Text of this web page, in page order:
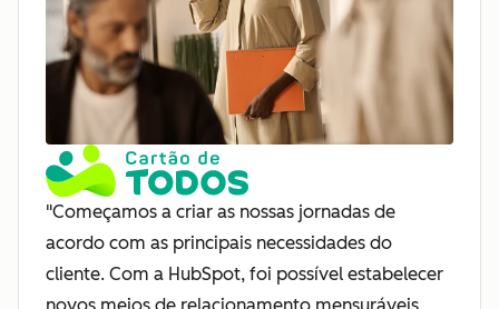
"Começamos a criar as nossas jornadas de
acordo com as principais necessidades do
cliente. Com a HubSpot, foi possível estabelecer